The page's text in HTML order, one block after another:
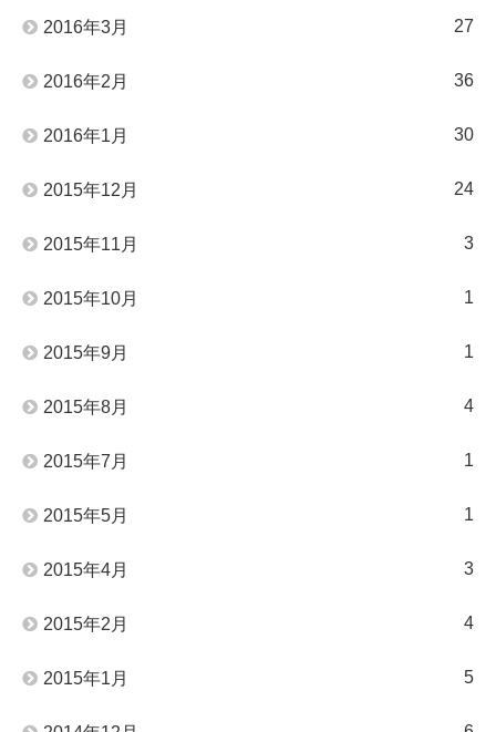
2016年3月 27
2016年2月 36
2016年1月 30
2015年12月 24
2015年11月 3
2015年10月 1
2015年9月 1
2015年8月 4
2015年7月 1
2015年5月 1
2015年4月 3
2015年2月 4
2015年1月 5